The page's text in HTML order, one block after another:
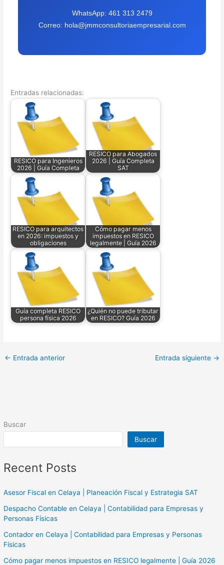
Buscar
Buscar
Recent Posts
Asesor Fiscal en Celaya | Planeación Fiscal y Estrategia SAT
Despacho Contable en Celaya | Contabilidad para Empresas y
Personas Físicas
Contador en Celaya | Contabilidad para Empresas y Personas
Físicas
Cómo pagar menos impuestos en RESICO legalmente | Guía 2026
WhatsApp: 461 313 2479
Correo: hola@jmmconsultoriaempresarial.com
Entradas relacionadas:
RESICO para Ingenieros
2026 | Guía Completa
RESICO para Abogados
2026 | Guía Completa
SAT
RESICO para arquitectos
en 2026: impuestos y
obligaciones
Cómo pagar menos
impuestos en RESICO
legalmente | Guía 2026
Guía completa RESICO
persona física 2026
¿Quién no puede tributar
en RESICO? Guía 2026
← Entrada anterior Entrada siguiente →